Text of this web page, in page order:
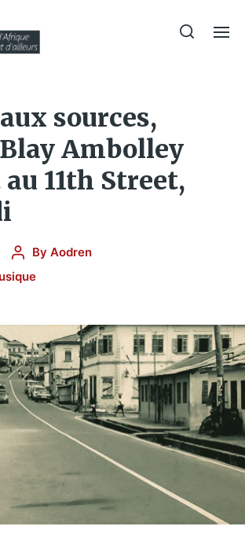
sources,
Ambolley
11th Street,
By Aodren